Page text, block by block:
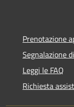
Prenotazione
Segnalazione
Leggi le FAQ
Richiesta